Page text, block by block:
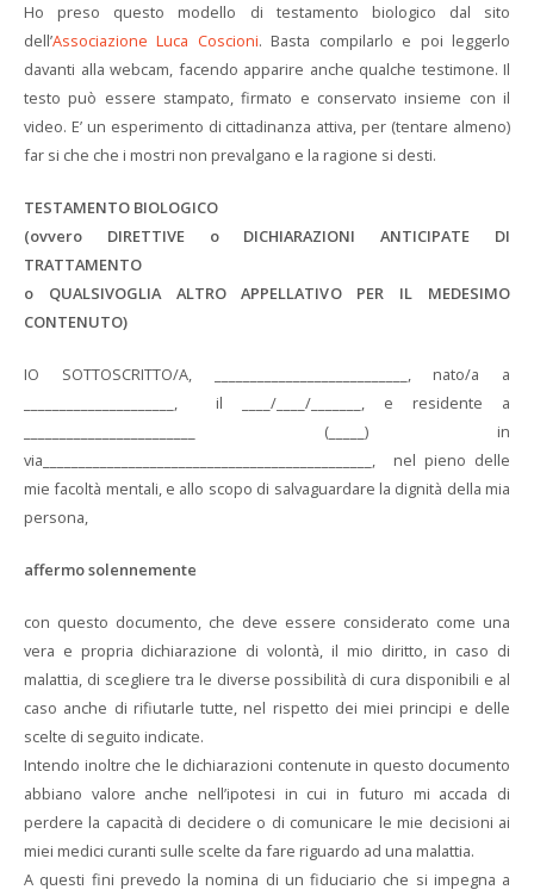
Ho preso questo modello di testamento biologico dal sito
dell’Associazione Luca Coscioni. Basta compilarlo e poi leggerlo
davanti alla webcam, facendo apparire anche qualche testimone. Il
testo può essere stampato, firmato e conservato insieme con il
video. E’ un esperimento di cittadinanza attiva, per (tentare almeno)
far si che che i mostri non prevalgano e la ragione si desti.
TESTAMENTO BIOLOGICO
(ovvero DIRETTIVE o DICHIARAZIONI ANTICIPATE DI
TRATTAMENTO
o QUALSIVOGLIA ALTRO APPELLATIVO PER IL MEDESIMO
CONTENUTO)
IO SOTTOSCRITTO/A, ___________________________, nato/a a
_____________________, il ____/____/_______, e residente a
________________________ (_____) in
via______________________________________________, nel pieno delle
mie facoltà mentali, e allo scopo di salvaguardare la dignità della mia
persona,
affermo solennemente
con questo documento, che deve essere considerato come una
vera e propria dichiarazione di volontà, il mio diritto, in caso di
malattia, di scegliere tra le diverse possibilità di cura disponibili e al
caso anche di rifiutarle tutte, nel rispetto dei miei principi e delle
scelte di seguito indicate.
Intendo inoltre che le dichiarazioni contenute in questo documento
abbiano valore anche nell’ipotesi in cui in futuro mi accada di
perdere la capacità di decidere o di comunicare le mie decisioni ai
miei medici curanti sulle scelte da fare riguardo ad una malattia.
A questi fini prevedo la nomina di un fiduciario che si impegna a